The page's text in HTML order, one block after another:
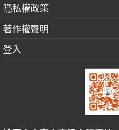
隱私權政策
著作權聲明
登入